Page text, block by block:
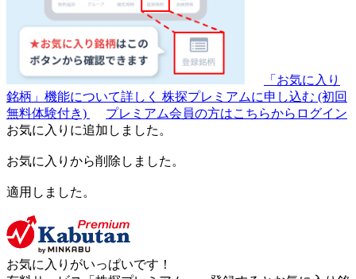
「お気に入り
銘柄」機能について詳しく 株探プレミアムに申し込む (初回
無料体験付き)
プレミアム会員の方はこちらからログイン
お気に入りに追加しました。
お気に入りから削除しました。
適用しました。
お気に入りがいっぱいです！